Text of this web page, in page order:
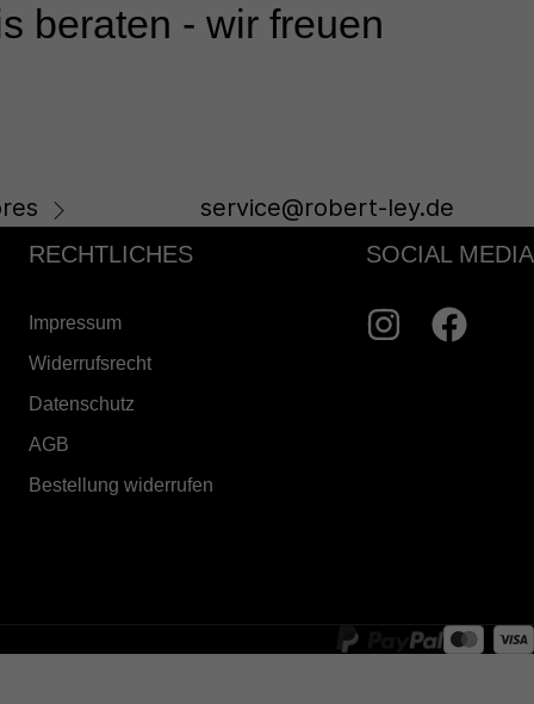
beraten - wir freuen
service@robert-ley.de
RECHTLICHES
Impressum
Widerrufsrecht
Datenschutz
AGB
Bestellung widerrufen
SOCIAL MEDIA